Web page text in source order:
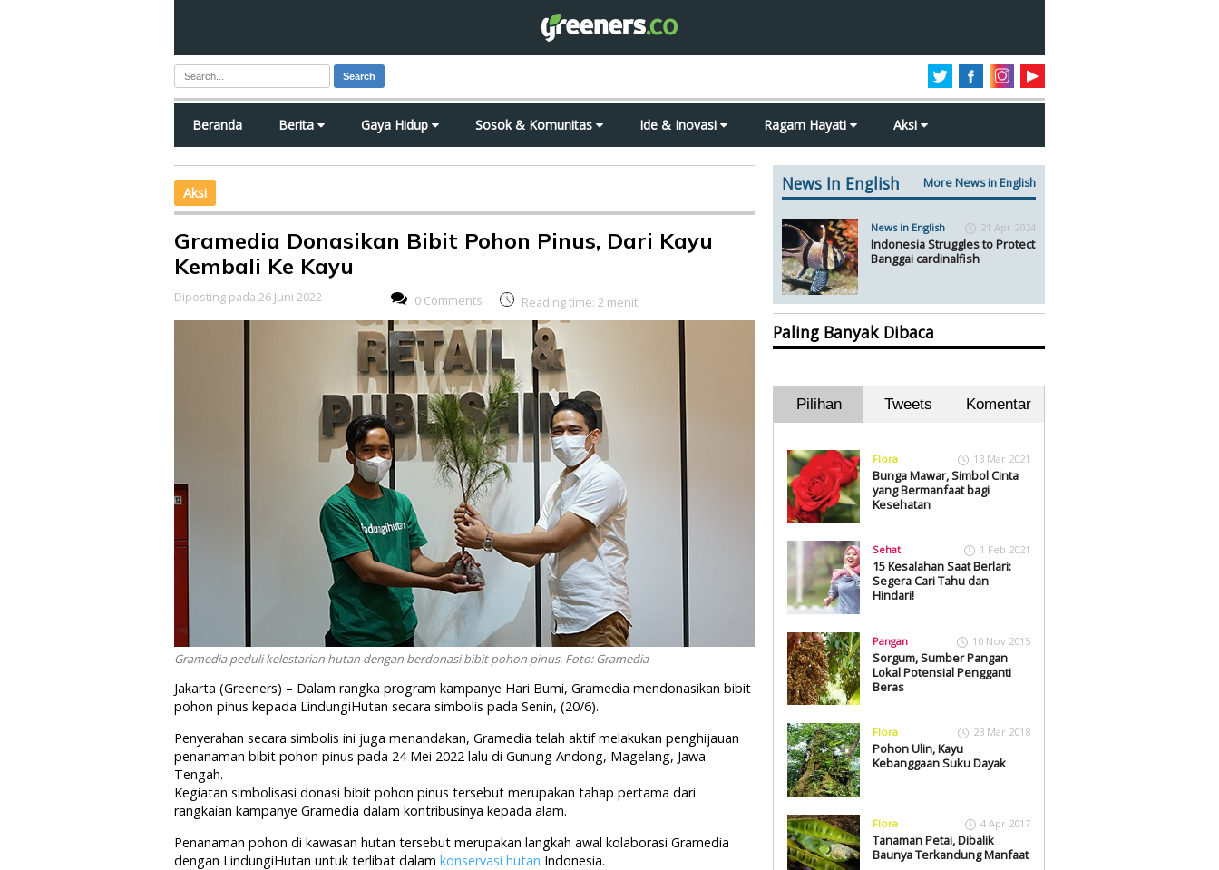
Search
Beranda Berita Gaya Hidup Sosok & Komunitas Ide & Inovasi Ragam Hayati Aksi
Aksi
Gramedia Donasikan Bibit Pohon Pinus, Dari Kayu
Kembali Ke Kayu
Diposting pada 26 Juni 2022 0 Comments Reading time: 2 menit
Gramedia peduli kelestarian hutan dengan berdonasi bibit pohon pinus. Foto: Gramedia
Jakarta (Greeners) – Dalam rangka program kampanye Hari Bumi, Gramedia mendonasikan bibit
pohon pinus kepada LindungiHutan secara simbolis pada Senin, (20/6).
Penyerahan secara simbolis ini juga menandakan, Gramedia telah aktif melakukan penghijauan
penanaman bibit pohon pinus pada 24 Mei 2022 lalu di Gunung Andong, Magelang, Jawa
Tengah.
Kegiatan simbolisasi donasi bibit pohon pinus tersebut merupakan tahap pertama dari
rangkaian kampanye Gramedia dalam kontribusinya kepada alam.
Penanaman pohon di kawasan hutan tersebut merupakan langkah awal kolaborasi Gramedia
dengan LindungiHutan untuk terlibat dalam konservasi hutan Indonesia.
News In English More News in English
News in English 21 Apr 2024
Indonesia Struggles to Protect
Banggai cardinalfish
Paling Banyak Dibaca
Pilihan Tweets Komentar
Flora 13 Mar 2021
Bunga Mawar, Simbol Cinta
yang Bermanfaat bagi
Kesehatan
Sehat 1 Feb 2021
15 Kesalahan Saat Berlari:
Segera Cari Tahu dan
Hindari!
Pangan 10 Nov 2015
Sorgum, Sumber Pangan
Lokal Potensial Pengganti
Beras
Flora 23 Mar 2018
Pohon Ulin, Kayu
Kebanggaan Suku Dayak
Flora 4 Apr 2017
Tanaman Petai, Dibalik
Baunya Terkandung Manfaat